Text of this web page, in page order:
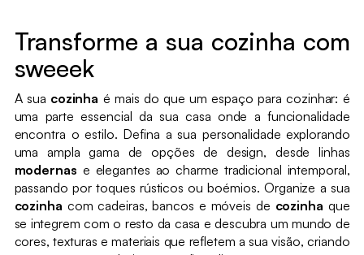
Transforme a sua cozinha com
sweeek
A sua cozinha é mais do que um espaço para cozinhar: é
uma parte essencial da sua casa onde a funcionalidade
encontra o estilo. Defina a sua personalidade explorando
uma ampla gama de opções de design, desde linhas
modernas e elegantes ao charme tradicional intemporal,
passando por toques rústicos ou boémios. Organize a sua
cozinha com cadeiras, bancos e móveis de cozinha que
se integrem com o resto da casa e descubra um mundo de
cores, texturas e materiais que refletem a sua visão, criando